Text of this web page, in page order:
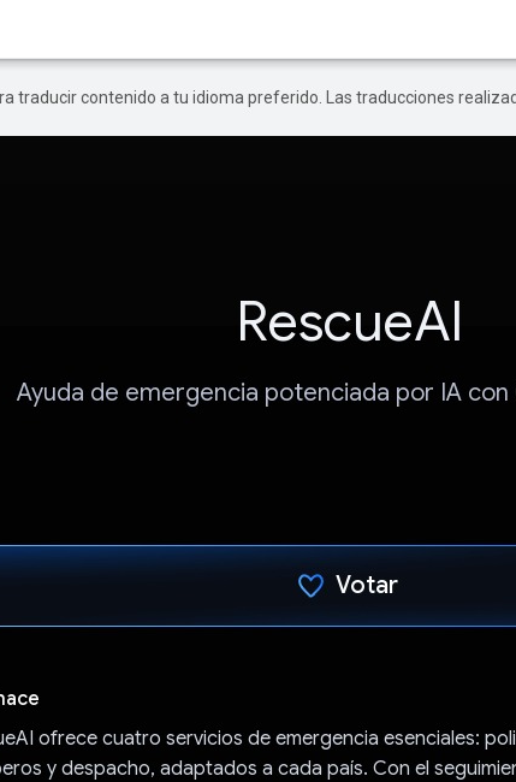
traducir contenido a tu idioma preferido. Las traducciones
RescueAI
Ayuda de emergencia potenciada por IA
Votar
ofrece cuatro servicios de emergencia esenciales:
y despacho, adaptados a cada país. Con el